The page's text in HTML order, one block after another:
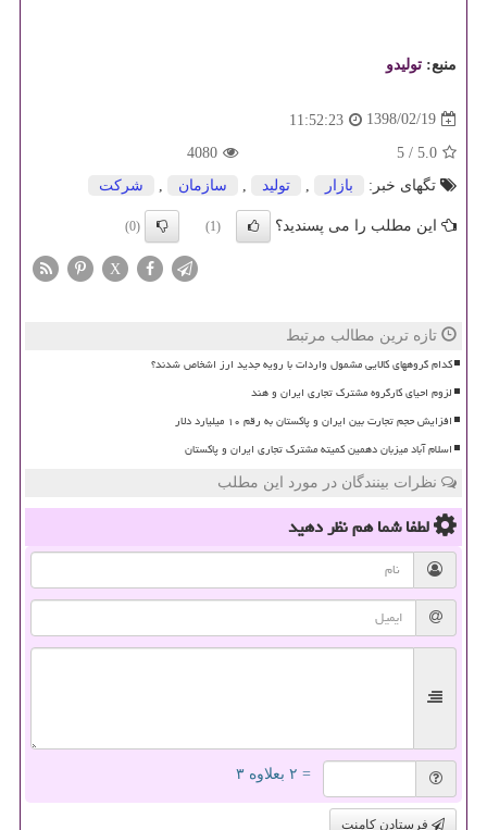
منبع: تولیدو
1398/02/19
11:52:23
5.0
/
5
4080
تگهای خبر:
بازار تولید سازمان شركت
این مطلب را می پسندید؟ (1)
(0)
X
تازه ترین مطالب مرتبط
کدام گروههای کالایی مشمول واردات با رویه جدید ارز اشخاص شدند؟
لزوم احیای کارگروه مشترک تجاری ایران و هند
افزایش حجم تجارت بین ایران و پاکستان به رقم ۱۰ میلیارد دلار
اسلام آباد میزبان دهمین کمیته مشترک تجاری ایران و پاکستان
نظرات بینندگان در مورد این مطلب
لطفا شما همنظر دهید
= ۲ بعلاوه ۳
فرستادن کامنت